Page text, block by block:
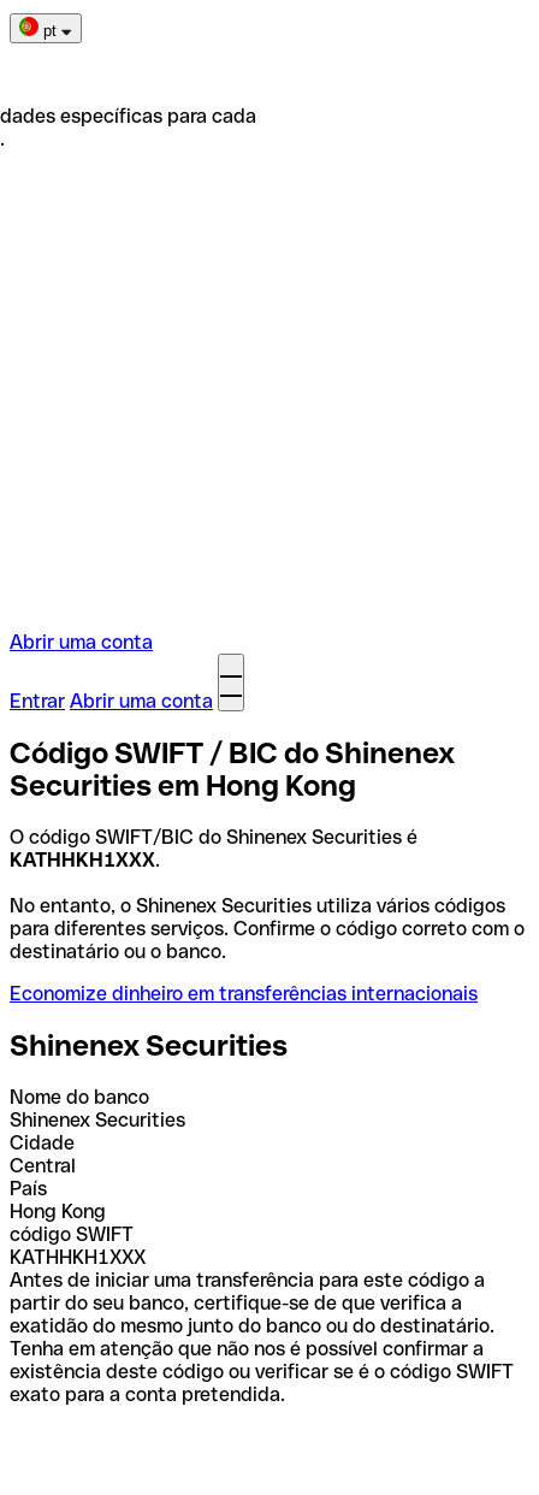
pt
específicas para cada
Abrir uma conta
Entrar Abrir uma conta
Código SWIFT / BIC do Shinenex
Securities em Hong Kong
O código SWIFT/BIC do Shinenex Securities é
KATHHKH1XXX.
No entanto, o Shinenex Securities utiliza vários códigos
para diferentes serviços. Confirme o código correto com o
destinatário ou o banco.
Economize dinheiro em transferências internacionais
Shinenex Securities
Nome do banco
Shinenex Securities
Cidade
Central
País
Hong Kong
código SWIFT
KATHHKH1XXX
Antes de iniciar uma transferência para este código a
partir do seu banco, certifique-se de que verifica a
exatidão do mesmo junto do banco ou do destinatário.
Tenha em atenção que não nos é possível confirmar a
existência deste código ou verificar se é o código SWIFT
exato para a conta pretendida.